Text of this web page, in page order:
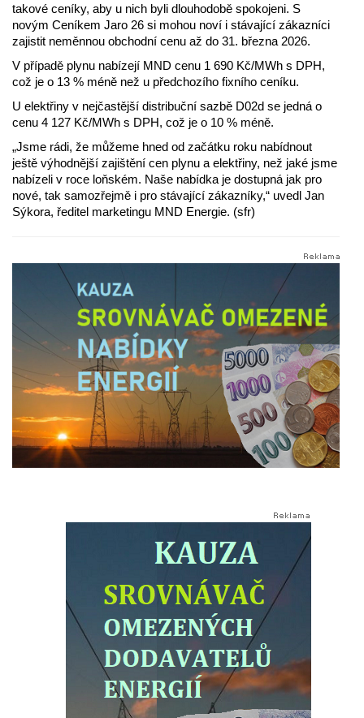
takové ceníky, aby u nich byli dlouhodobě spokojeni. S
novým Ceníkem Jaro 26 si mohou noví i stávající zákazníci
zajistit neměnnou obchodní cenu až do 31. března 2026.
V případě plynu nabízejí MND cenu 1 690 Kč/MWh s DPH,
což je o 13 % méně než u předchozího fixního ceníku.
U elektřiny v nejčastější distribuční sazbě D02d se jedná o
cenu 4 127 Kč/MWh s DPH, což je o 10 % méně.
„Jsme rádi, že můžeme hned od začátku roku nabídnout
ještě výhodnější zajištění cen plynu a elektřiny, než jaké jsme
nabízeli v roce loňském. Naše nabídka je dostupná jak pro
nové, tak samozřejmě i pro stávající zákazníky,“ uvedl Jan
Sýkora, ředitel marketingu MND Energie. (sfr)